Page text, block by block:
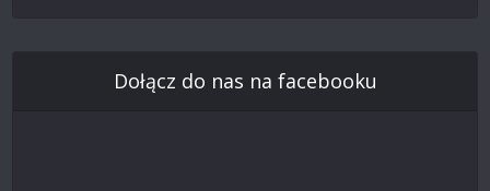
Dołącz do nas na facebooku